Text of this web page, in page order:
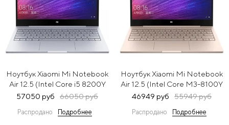
Ноутбук Xiaomi Mi Notebook
Air 12.5 (Intel Core i5 8200Y
1300
SSD/DVD нет/Intel UHD
57050 руб 66050 руб
Распродано Подробнее
Ноутбук Xiaomi Mi Notebook
Air 12.5 (Intel Core M3-8100Y
1100
SSD/DVD нет/Intel UHD
46949 руб 55949 руб
Распродано Подробнее